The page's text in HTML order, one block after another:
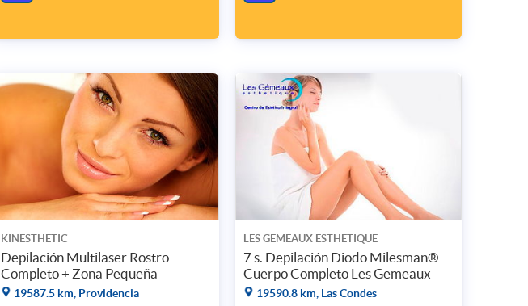
KINESTHETIC
Depilación Multilaser Rostro
Completo + Zona Pequeña
19587.5 km, Providencia
LES GEMEAUX ESTHETIQUE
7 s. Depilación Diodo Milesman®
Cuerpo Completo Les Gemeaux
19590.8 km, Las Condes